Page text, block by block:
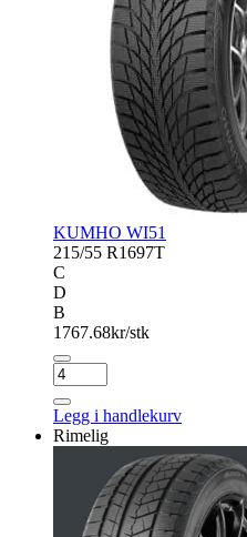
KUMHO WI51
215/55 R1697T
C
D
B
1767.68kr/stk
KUMHO
WI51
antall
Legg i handlekurv
Rimelig